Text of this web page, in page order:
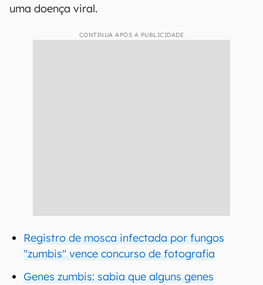
uma doença viral.
CONTINUA APÓS A PUBLICIDADE
Registro de mosca infectada por fungos
"zumbis" vence concurso de fotografia
Genes zumbis: sabia que alguns genes